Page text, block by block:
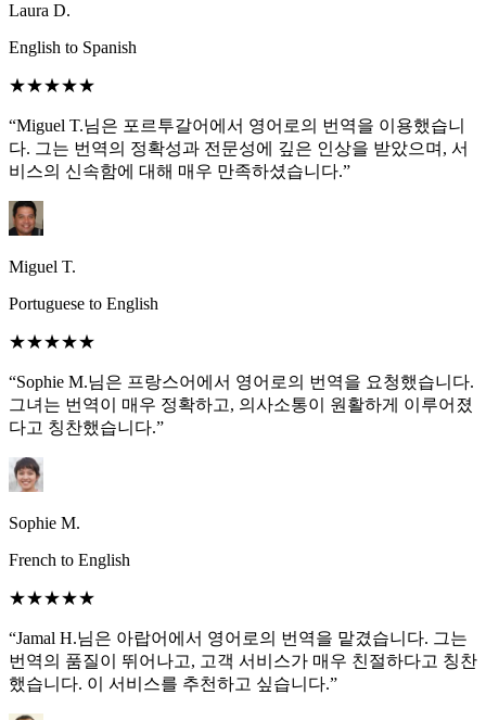
Laura D.
English to Spanish
★★★★★
“Miguel T.님은 포르투갈어에서 영어로의 번역을 이용했습니
다. 그는 번역의 정확성과 전문성에 깊은 인상을 받았으며, 서
비스의 신속함에 대해 매우 만족하셨습니다.”
Miguel T.
Portuguese to English
★★★★★
“Sophie M.님은 프랑스어에서 영어로의 번역을 요청했습니다.
그녀는 번역이 매우 정확하고, 의사소통이 원활하게 이루어졌
다고 칭찬했습니다.”
Sophie M.
French to English
★★★★★
“Jamal H.님은 아랍어에서 영어로의 번역을 맡겼습니다. 그는
번역의 품질이 뛰어나고, 고객 서비스가 매우 친절하다고 칭찬
했습니다. 이 서비스를 추천하고 싶습니다.”